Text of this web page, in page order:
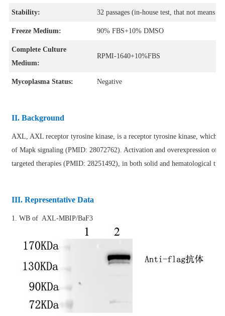
Stability: 32 passages (in-house test, that not means
Freeze Medium: 90% FBS+10% DMSO
Complete Culture
Medium:
RPMI-1640+10%FBS
Mycoplasma Status: Negative
II. Background
AXL, AXL receptor tyrosine kinase, is a receptor tyrosine kinase, which
of Mapk signaling (PMID: 28072762). Activation and overexpression of
targeted therapies (PMID: 28251492), in both solid and hematological
III. Representative Data
1. WB of AXL-MBIP/BaF3